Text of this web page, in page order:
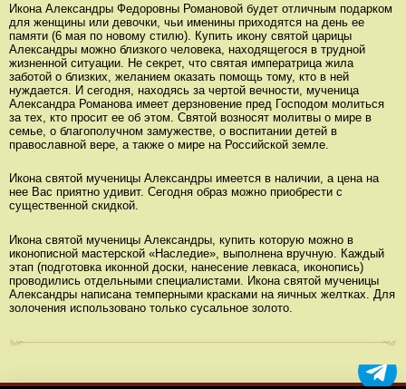
Икона Александры Федоровны Романовой будет отличным подарком
для женщины или девочки, чьи именины приходятся на день ее
памяти (6 мая по новому стилю). Купить икону святой царицы
Александры можно близкого человека, находящегося в трудной
жизненной ситуации. Не секрет, что святая императрица жила
заботой о близких, желанием оказать помощь тому, кто в ней
нуждается. И сегодня, находясь за чертой вечности, мученица
Александра Романова имеет дерзновение пред Господом молиться
за тех, кто просит ее об этом. Святой возносят молитвы о мире в
семье, о благополучном замужестве, о воспитании детей в
православной вере, а также о мире на Российской земле.
Икона святой мученицы Александры имеется в наличии, а цена на
нее Вас приятно удивит. Сегодня образ можно приобрести с
существенной скидкой.
Икона святой мученицы Александры, купить которую можно в
иконописной мастерской «Наследие», выполнена вручную. Каждый
этап (подготовка иконной доски, нанесение левкаса, иконопись)
проводились отдельными специалистами. Икона святой мученицы
Александры написана темперными красками на яичных желтках. Для
золочения использовано только сусальное золото.